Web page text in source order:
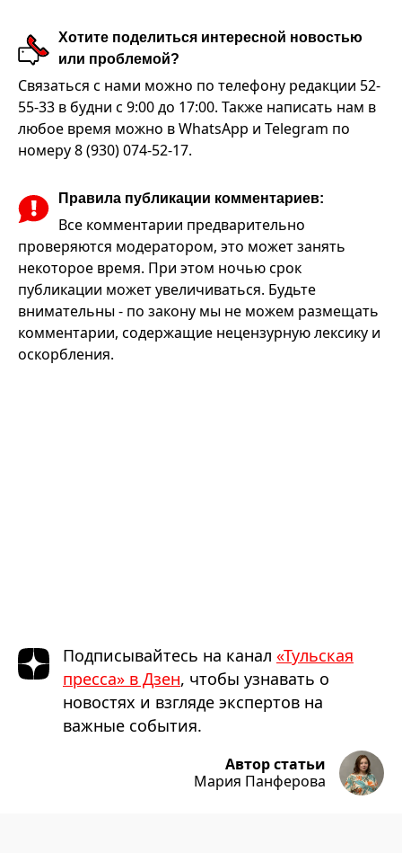
Хотите поделиться интересной новостью
или проблемой?
Связаться с нами можно по телефону редакции 52-
55-33 в будни с 9:00 до 17:00. Также написать нам в
любое время можно в WhatsApp и Telegram по
номеру 8 (930) 074-52-17.
Правила публикации комментариев:
Все комментарии предварительно
проверяются модератором, это может занять
некоторое время. При этом ночью срок
публикации может увеличиваться. Будьте
внимательны - по закону мы не можем размещать
комментарии, содержащие нецензурную лексику и
оскорбления.
Подписывайтесь на канал «Тульская
пресса» в Дзен, чтобы узнавать о
новостях и взгляде экспертов на
важные события.
Автор статьи
Мария Панферова